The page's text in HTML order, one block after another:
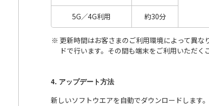
5G／4G利用
約30分
更新時間はお客さまのご利用環境によって異
ドで行います。その間も端末をご利用いただく
4. アップデート方法
新しいソフトウエアを自動でダウンロードします。